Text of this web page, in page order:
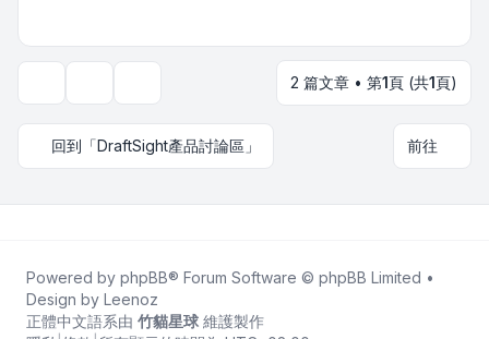
2 篇文章 • 第1頁 (共1頁)
回到「DraftSight產品討論區」 前往
Powered by phpBB® Forum Software © phpBB Limited •
Design by Leenoz
正體中文語系由 竹貓星球 維護製作